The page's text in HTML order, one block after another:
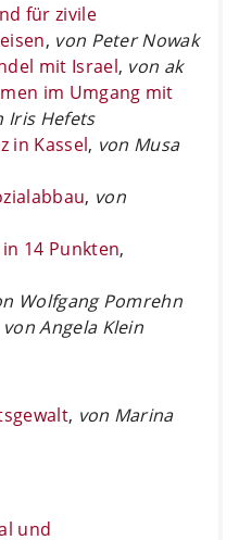
für zivile
, von Peter Nowak
mit Israel, von ak
im Umgang mit
Iris Hefets
in Kassel, von Musa
, von
14 Punkten,
Wolfgang Pomrehn
von Angela Klein
, von Marina
und